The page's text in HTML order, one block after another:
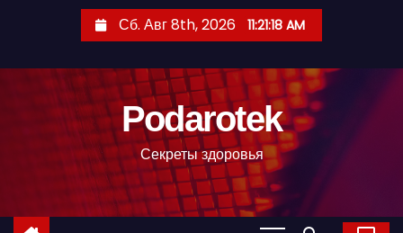
с
Сб. Авг 8th, 2026 11:21:20 AM
Podarotek
Секреты здоровья